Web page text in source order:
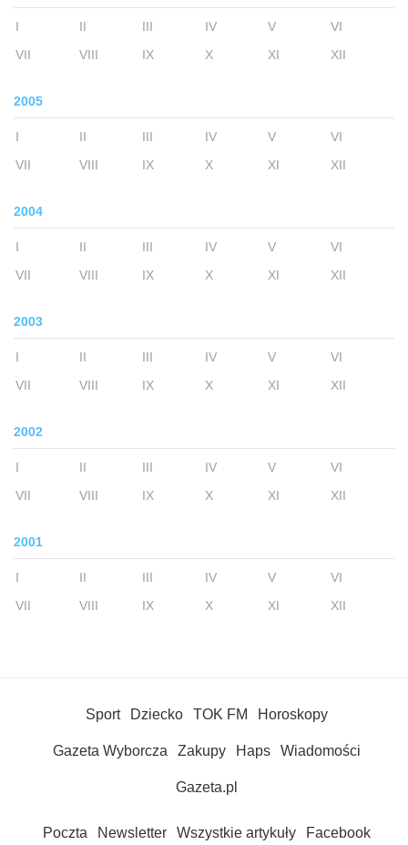
I II III IV V
VI
VII
VIII IX X XI XII
2005
I II III IV V
VI
VII
VIII IX X XI XII
2004
I II III IV V
VI
VII
VIII IX X XI XII
2003
I II III IV V
VI
VII
VIII IX X XI XII
2002
I II III IV V
VI
VII
VIII IX X XI XII
2001
I II III IV V
VI
VII
VIII IX X XI XII
Sport Dziecko TOK FM Horoskopy
Gazeta Wyborcza Zakupy Haps Wiadomości
Gazeta.pl
Poczta Newsletter Wszystkie artykuły Facebook